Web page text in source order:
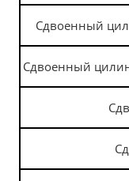
Сдвоенный
Сдвоенный